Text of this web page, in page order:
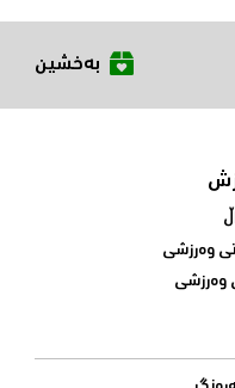
بەخشین
وەرزشی
وەرزشی